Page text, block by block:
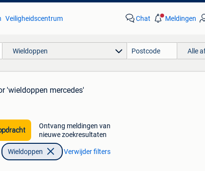
Veiligheidscentrum Chat Meldingen
Wieldoppen Alle
'wieldoppen mercedes'
Ontvang meldingen van
nieuwe zoekresultaten
Wieldoppen Verwijder filters